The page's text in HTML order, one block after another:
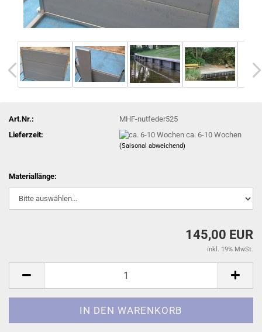
Art.Nr.:
MHF-nutfeder525
Lieferzeit:
ca. 6-10 Wochen
(Saisonal abweichend)
Materiallänge:
145,00 EUR
inkl. 19% MwSt.